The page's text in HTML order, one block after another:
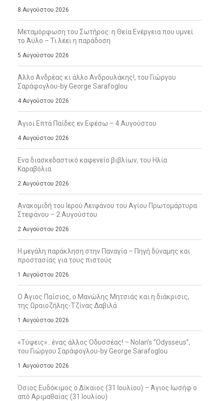
8 Αυγούστου 2026
Μεταμόρφωση του Σωτήρος: η Θεία Ενέργεια που υμνεί
το Άϋλο – Τι λέει η παράδοση
5 Αυγούστου 2026
Άλλο Ανδρέας κι άλλο Ανδρουλάκης!, του Γιώργου
Σαράφογλου-by George Sarafoglou
4 Αυγούστου 2026
Άγιοι Επτά Παίδες εν Εφέσω – 4 Αυγούστου
4 Αυγούστου 2026
Ενα διασκεδαστικό καφενείο βιβλίων, του Ηλία
Καραβόλια
2 Αυγούστου 2026
Ανακομιδή του Ιερού Λειψάνου του Αγίου Πρωτομάρτυρα
Στεφάνου – 2 Αυγούστου
2 Αυγούστου 2026
Η μεγάλη παράκληση στην Παναγία – Πηγή δύναμης και
προστασίας για τους πιστούς
1 Αυγούστου 2026
Ο Άγιος Παΐσιος, ο Μανώλης Μητσιάς και η διάκρισις,
της Ωραιοζήλης-Τζίνας Δαβιλά
1 Αυγούστου 2026
«Τύψεις»…ένας άλλος Οδυσσέας! – Nolan’s “Odysseus”,
του Γιώργου Σαράφογλου-by George Sarafoglou
1 Αυγούστου 2026
Όσιος Ευδόκιμος ο Δίκαιος (31 Ιουλίου) – Άγιος Ιωσήφ ο
από Αριμαθαίας (31 Ιουλίου)